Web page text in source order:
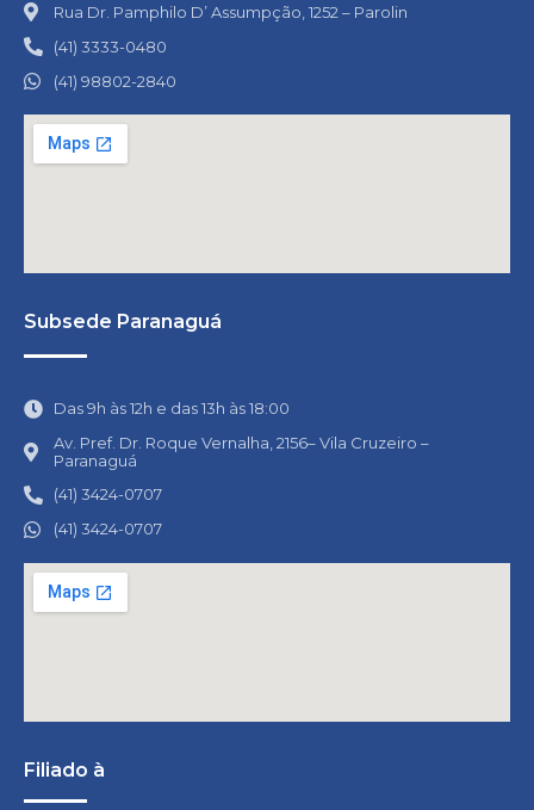
Rua Dr. Pamphilo D’ Assumpção, 1252 – Parolin
(41) 3333-0480
(41) 98802-2840
Subsede Paranaguá
Das 9h às 12h e das 13h às 18:00
Av. Pref. Dr. Roque Vernalha, 2156– Vila Cruzeiro –
Paranaguá
(41) 3424-0707
(41) 3424-0707
Filiado à